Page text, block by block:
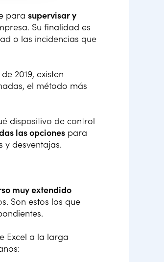
para supervisar y
Su finalidad es
o las incidencias que
2019, existen
el método más
dispositivo de control
las opciones para
y desventajas.
muy extendido
Son estos los que
Excel a la larga